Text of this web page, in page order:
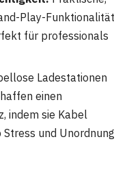
Play-Funktionalität
für professionals
Ladestationen
einen
indem sie Kabel
und Unordnung